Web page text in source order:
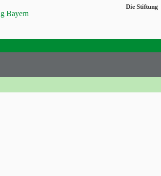
Die Stiftung